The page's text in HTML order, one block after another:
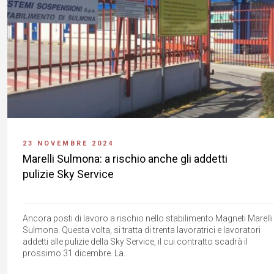
23 NOVEMBRE 2024
Marelli Sulmona: a rischio anche gli addetti
pulizie Sky Service
Ancora posti di lavoro a rischio nello stabilimento Magneti Marelli
Sulmona. Questa volta, si tratta di trenta lavoratrici e lavoratori
addetti alle pulizie della Sky Service, il cui contratto scadrà il
prossimo 31 dicembre. La...